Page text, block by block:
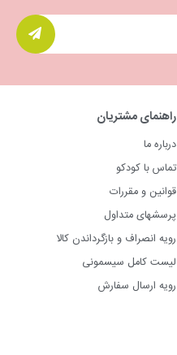
راهنمای مشتریان
درباره ما
تماس با کودکو
قوانین و مقررات
پرسشهای متداول
رویه انصراف و بازگرداندن کالا
لیست کامل سیسمونی
رویه ارسال سفارش